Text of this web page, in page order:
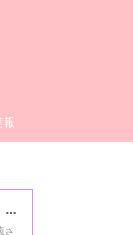
報
抜針与楽＿＿【ねこ処】＿＿猫楽ゼーションHome☆
さ